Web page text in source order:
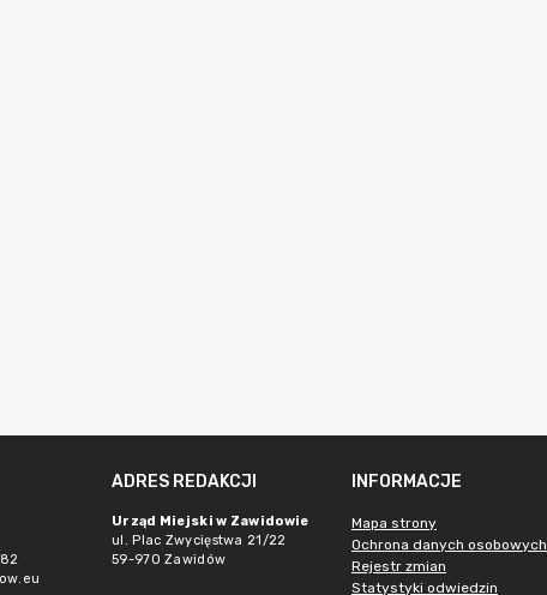
ADRES REDAKCJI
Urząd Miejski w Zawidowie
ul. Plac Zwycięstwa 21/22
59-970 Zawidów
INFORMACJE
Mapa strony
Ochrona danych osobowych
Rejestr zmian
Statystyki odwiedzin